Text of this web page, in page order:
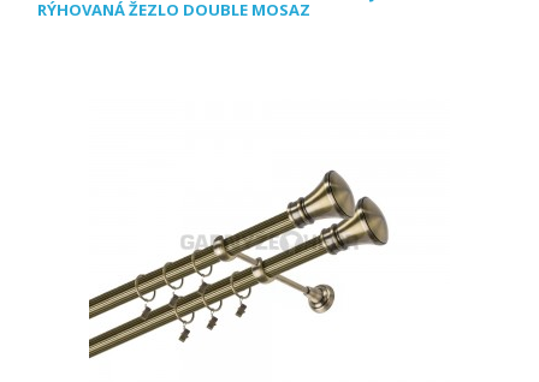
RÝHOVANÁ ŽEZLO DOUBLE MOSAZ